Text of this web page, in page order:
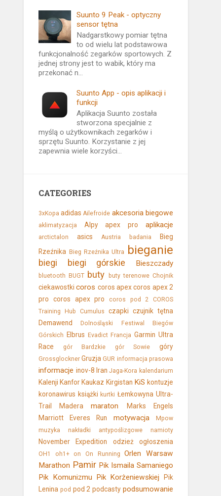
Suunto 9 Peak - optyczny
sensor tętna
Nadgarstkowy pomiar tętna
to od wielu lat podstawowa
funkcjonalność zegarków sportowych. Z
jednej strony jest to wabik, który ma
przekonać n...
Suunto App - opis aplikacji i
funkcji
Aplikacja Suunto została
stworzona specjalnie z
myślą o użytkownikach zegarków i
sprzętu Suunto. Korzystanie z jej
zapewnia wiele korzyści...
CATEGORIES
3xKopa adidas Ailefroide akcesoria biegowe
aklimatyzacja Alpy apex pro aplikacje
arctictalon asics Austria badania
Bieg
Rzeźnika Bieg Rzeźnika Ultra bieganie
biegi biegi górskie Bieszczady
bluetooth BUGT buty buty terenowe Chojnik
ciekawostki coros coros apex coros apex 2
pro
coros apex pro coros pod 2
COROS
Training Hub
Cumulus czapki czujnik tętna
Demawend
Dolnośląski Festiwal Biegów
Górskich
Elbrus Evadict Francja Garmin Ultra
Race
gór Bardzkie gór Sowie góry
Grossglockner Gruzja GUR informacja prasowa
informacje inov-8 Iran Jaga-Kora kalendarium
Kalenji Kanfor Kaukaz Kirgistan KiS kontuzje
koronawirus książki kurtki Łemkowyna Ultra-
Trail
Madera maraton
Marks Engels
Marriott Everes Run
motywacja
Mpow
muzyka
nakładki antypoślizgowe namioty
November Expedition odzież ogłoszenia
OH1 oh1+ on On Running
Orlen Warsaw
Marathon Pamir Pik Ismaila Samaniego
Pik Komunizmu
Pik Korżeniewskiej
Pik
Lenina pod pod 2 podcasty podsumowanie